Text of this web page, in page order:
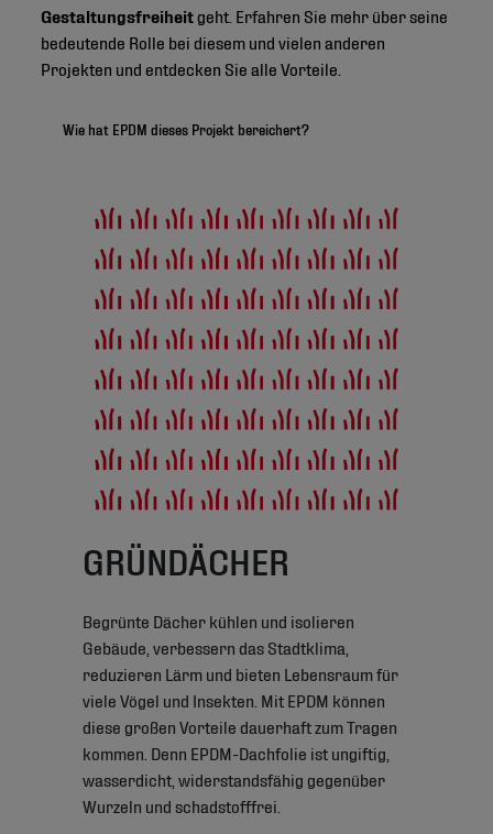
Gestaltungsfreiheitgeht. Erfahren Sie mehr über seine
bedeutende Rolle bei diesem und vielen anderen
Projekten und entdecken Sie alle Vorteile.
Wie hat EPDM dieses Projekt bereichert?
GRÜNDÄCHER
Begrünte Dächer kühlen und isolieren
Gebäude, verbessern das Stadtklima,
reduzieren Lärm und bieten Lebensraum für
viele Vögel und Insekten. Mit EPDM können
diese großen Vorteile dauerhaft zum Tragen
kommen. Denn EPDM-Dachfolie ist ungiftig,
wasserdicht, widerstandsfähig gegenüber
Wurzeln und schadstofffrei.